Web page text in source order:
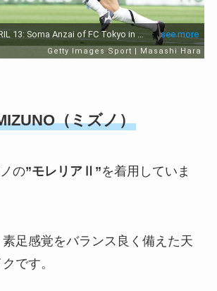
（ミズノ）
の”モレリアⅡ”を着用していま
足感覚をバランス良く備えた天
です。